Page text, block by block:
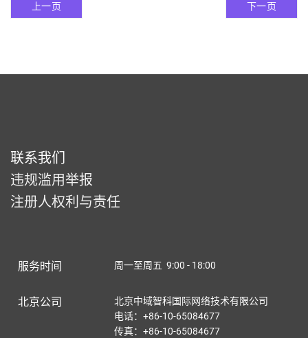
上一页 下一页
联系我们
违规滥用举报
注册人权利与责任
服务时间 周一至周五 9:00 - 18:00
北京公司
北京中域智科国际网络技术有限公司
电话：+86-10-65084677
传真：+86-10-65084677